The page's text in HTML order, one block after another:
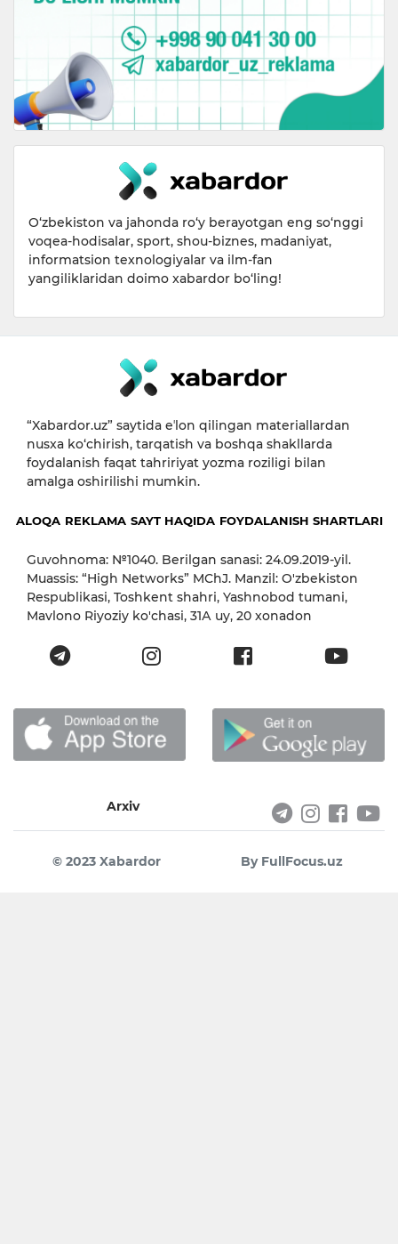
O‘zbekiston va jahonda ro‘y berayotgan eng so‘nggi
voqea-hodisalar, sport, shou-biznes, madaniyat,
informatsion texnologiyalar va ilm-fan
yangiliklaridan doimo xabardor bo‘ling!
“Xabardor.uz” saytida eʼlon qilingan materiallardan
nusxa ko‘chirish, tarqatish va boshqa shakllarda
foydalanish faqat tahririyat yozma roziligi bilan
amalga oshirilishi mumkin.
ALOQA REKLAMA SAYT HAQIDA FOYDALANISH SHARTLARI
Guvohnoma: №1040. Berilgan sanasi: 24.09.2019-yil.
Muassis: “High Networks” MChJ. Manzil: O'zbekiston
Respublikasi, Toshkent shahri, Yashnobod tumani,
Mavlono Riyoziy ko'chasi, 31А uy, 20 xonadon
Arxiv
© 2023 Xabardor By FullFocus.uz